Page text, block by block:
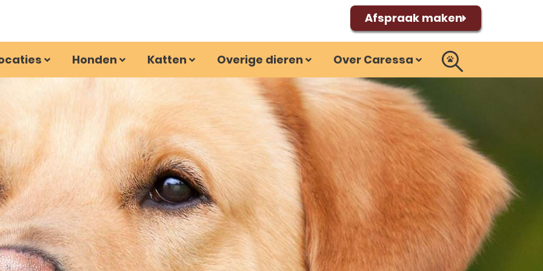
Afspraak maken
Honden Katten Overige dieren Over Caressa